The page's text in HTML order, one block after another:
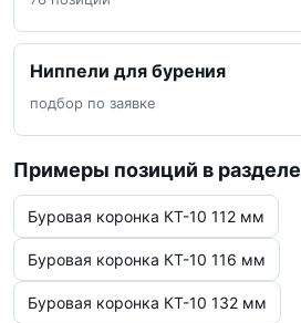
Ниппели для бурения
подбор по заявке
Примеры позиций в разделе
Буровая коронка КТ-10 112 мм
Буровая коронка КТ-10 116 мм
Буровая коронка КТ-10 132 мм